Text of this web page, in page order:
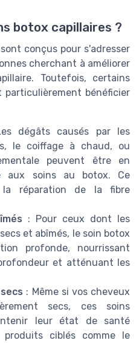
botox capillaires ?
conçus pour s'adresser
cherchant à améliorer
Toutefois, certains
particulièrement bénéficier
dégâts causés par les
le coiffage à chaud, ou
peuvent être en
aux soins au botox. Ce
réparation de la fibre
: Pour ceux dont les
et abîmés, le soin botox
profonde, nourrissant
et atténuant les
: Même si vos cheveux
secs, ces soins
leur état de santé
ciblés comme le